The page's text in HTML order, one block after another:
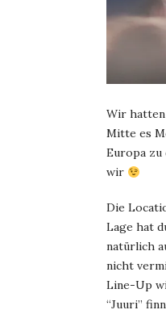
Wir hatten
Mitte es
Europa zu
wir
Die
Lage hat
natürlich
nicht
Line-Up
“Juuri”